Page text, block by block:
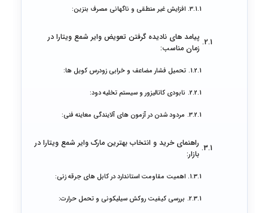
افزایش غیر منطقی و ناگهانی مصرف بنزین:
پیامد های نادیده گرفتن تعویض وایر شمع ویتارا در
زمان مناسب:
تحمیل فشار مضاعف و خرابی زودرس کویل ها:
نابودی کاتالیزور و سیستم تخلیه دود:
مردود شدن در آزمون های آلایندگی معاینه فنی:
راهنمای خرید و انتخاب بهترین مارک وایر شمع ویتارا در
بازار:
اهمیت مقاومت استاندارد در کابل های جرقه زنی:
بررسی کیفیت روکش سیلیکونی و تحمل حرارت: